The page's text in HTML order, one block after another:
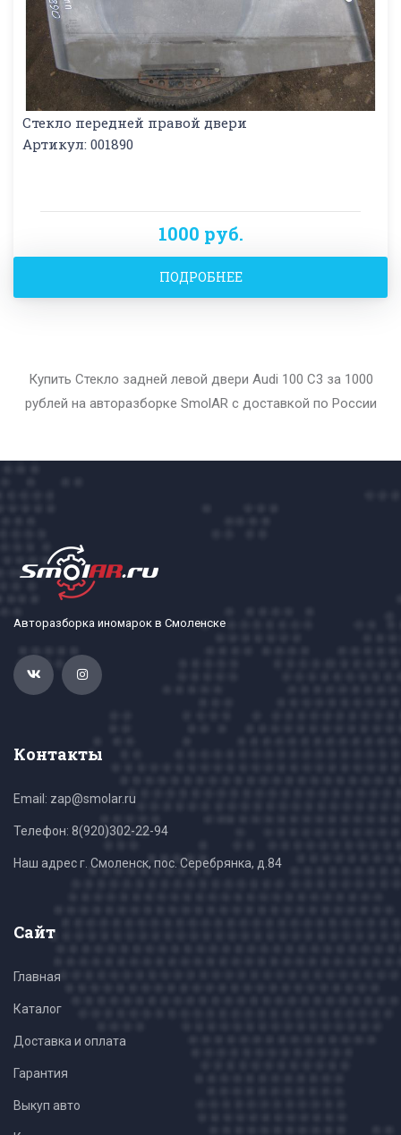
Стекло передней правой двери
Артикул: 001890
1000 руб.
ПОДРОБНЕЕ
Купить Стекло задней левой двери Audi 100 С3 за 1000
рублей на авторазборке SmolAR с доставкой по России
Авторазборка иномарок в Смоленске
Контакты
Email: zap@smolar.ru
Телефон: 8(920)302-22-94
Наш адрес г. Смоленск, пос. Серебрянка, д.84
Сайт
Главная
Каталог
Доставка и оплата
Гарантия
Выкуп авто